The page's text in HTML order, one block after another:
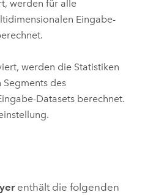
werden für alle
Eingabe-
werden die Statistiken
des
Datasets berechnet.
enthält die folgenden